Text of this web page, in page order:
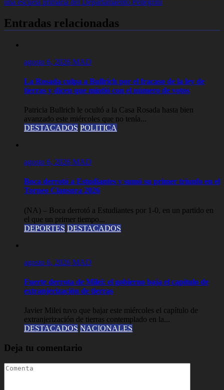
entradas
Entradas relacionadas
agosto 6, 2026 MAD
La Rosada culpa a Bullrich por el fracaso de la ley de
tierras y dicen que mintió con el número de votos
Patricia Bullrich le ocultó a la Casa Rosada hasta bien
avanzado este miércoles que no tenía...
DESTACADOS POLITICA
agosto 6, 2026 MAD
Boca derrotó a Estudiantes y sumó su primer triunfo en el
Torneo Clausura 2026
(NA) – Boca derrotó a Estudiantes por 1-0, en un partido en
el que un primer tiempo...
DEPORTES DESTACADOS
agosto 6, 2026 MAD
Fuerte derrota de Milei: el gobierno baja el capítulo de
extranjerización de tierras
Javier Milei tuvo que bajar este miércoles el capítulo de
extranjerización de tierras contemplado en la...
DESTACADOS NACIONALES
Deja tu comentario